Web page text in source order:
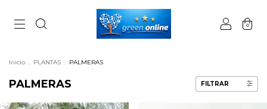
0
Inicio . PLANTAS . PALMERAS
PALMERAS FILTRAR